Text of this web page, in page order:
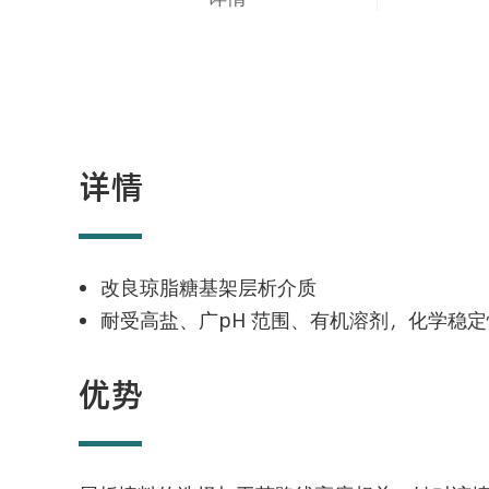
详情
改良琼脂糖基架层析介质
耐受高盐、广pH 范围、有机溶剂，化学稳
优势